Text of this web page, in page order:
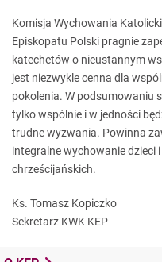
Komisja Wychowania
Episkopatu Polski pragnie
katechetów o nieustannym
jest niezwykle cenna dla
pokolenia. W podsumowaniu
tylko wspólnie i w jedności
trudne wyzwania. Powinna
integralne wychowanie dzieci
chrześcijańskich.
Ks. Tomasz Kopiczko
Sekretarz KWK KEP